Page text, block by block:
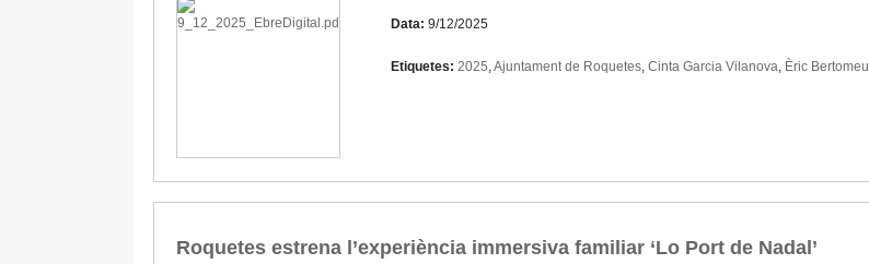
Data: 9/12/2025
Etiquetes: 2025,Ajuntament de Roquetes, Cinta Garcia Vilanova, Èric Bertomeu
Roquetes estrena l’experiència immersiva familiar ‘Lo Port de Nadal’